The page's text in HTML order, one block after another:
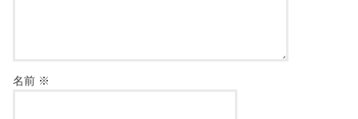
名前 ※